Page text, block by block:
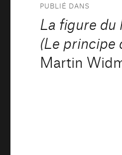
de
l’article
PUBLIÉ DANS
La figure du
(Le principe
Martin